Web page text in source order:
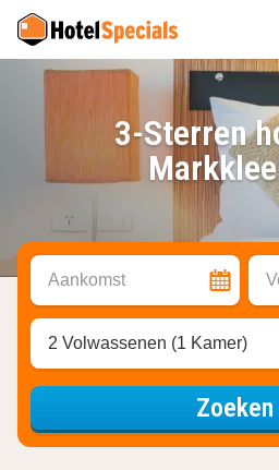
3-Sterren
Aankomst
2 Volwassenen (1 Kamer)
Zoeken